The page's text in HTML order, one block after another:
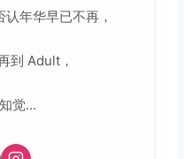
年华早已不再，
到 Adult，
觉...